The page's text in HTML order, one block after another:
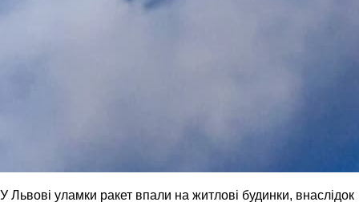
У Львові уламки ракет впали на житлові будинки, внаслідок